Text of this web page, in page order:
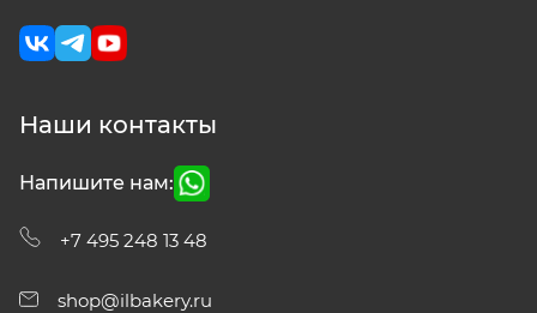
Наши контакты
Напишите нам:
+7 495 248 13 48
shop@ilbakery.ru